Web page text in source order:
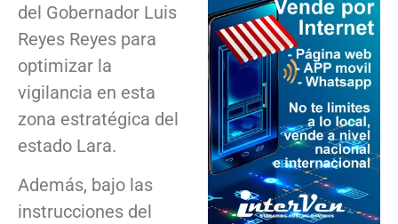
del Gobernador Luis
Reyes Reyes para
optimizar la
vigilancia en esta
zona estratégica del
estado Lara.
Además, bajo las
instrucciones del